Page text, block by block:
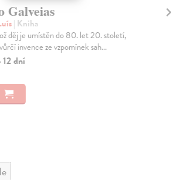
Galveias
| Kniha
děj je umístěn do 80. let 20. století,
invence ze vzpomínek sah...
12 dní